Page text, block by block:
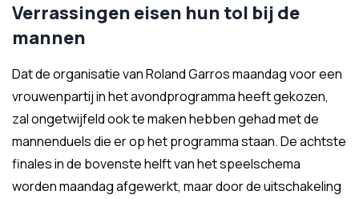
Verrassingen eisen hun tol bij de
mannen
Dat de organisatie van Roland Garros maandag voor een
vrouwenpartij in het avondprogramma heeft gekozen,
zal ongetwijfeld ook te maken hebben gehad met de
mannenduels die er op het programma staan. De achtste
finales in de bovenste helft van het speelschema
worden maandag afgewerkt, maar door de uitschakeling